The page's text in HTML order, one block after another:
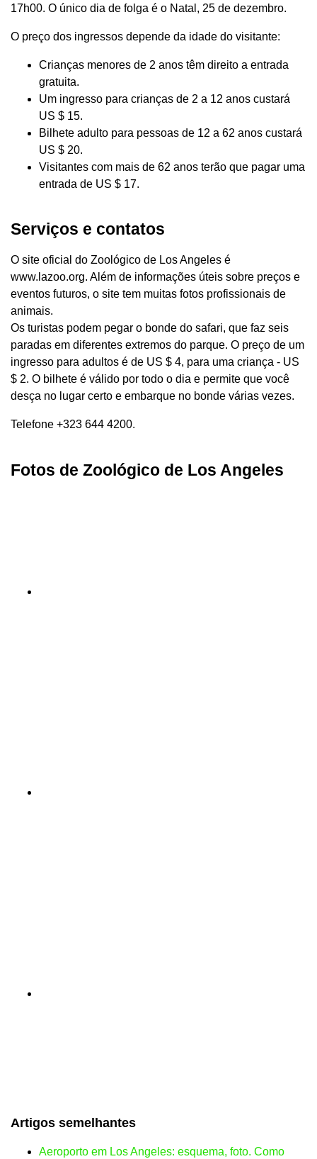
17h00. O único dia de folga é o Natal, 25 de dezembro.
O preço dos ingressos depende da idade do visitante:
Crianças menores de 2 anos têm direito a entrada
gratuita.
Um ingresso para crianças de 2 a 12 anos custará
US $ 15.
Bilhete adulto para pessoas de 12 a 62 anos custará
US $ 20.
Visitantes com mais de 62 anos terão que pagar uma
entrada de US $ 17.
Serviços e contatos
O site oficial do Zoológico de Los Angeles é
www.lazoo.org. Além de informações úteis sobre preços e
eventos futuros, o site tem muitas fotos profissionais de
animais.
Os turistas podem pegar o bonde do safari, que faz seis
paradas em diferentes extremos do parque. O preço de um
ingresso para adultos é de US $ 4, para uma criança - US
$ 2. O bilhete é válido por todo o dia e permite que você
desça no lugar certo e embarque no bonde várias vezes.
Telefone +323 644 4200.
Fotos de Zoológico de Los Angeles
Artigos semelhantes
Aeroporto em Los Angeles: esquema, foto. Como